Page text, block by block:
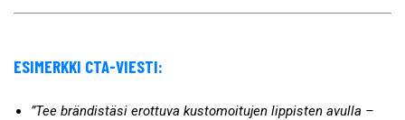
ESIMERKKI CTA-VIESTI:
”Tee brändistäsi erottuva kustomoitujen lippisten avulla –